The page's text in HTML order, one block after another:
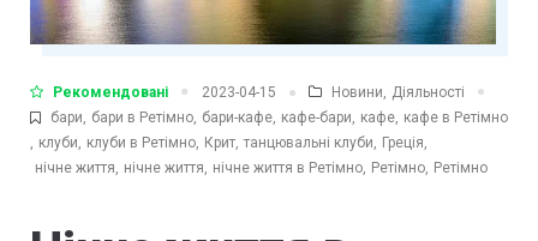
Рекомендовані 2023-04-15 Новини
Діяльності
бари, бари в Ретімно, бари-кафе, кафе-бари, кафе, кафе в Ретімно
, клуби, клуби в Ретімно, Крит, танцювальні клуби, Греція,
нічне життя, нічне життя, нічне життя в Ретімно, Ретімно, Ретімно